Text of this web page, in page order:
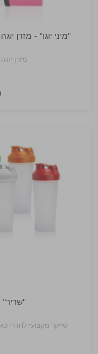
"מיני יוגו" - מזרן
מזרן
"שריר"
שייקר מקצועי לחדרי